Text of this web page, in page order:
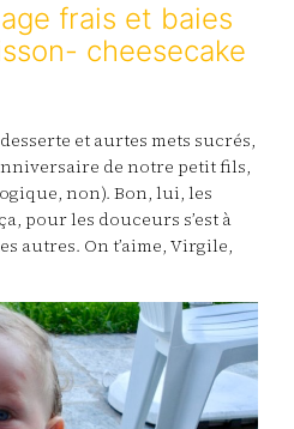
frais et baies
cheesecake
et aurtes mets sucrés,
de notre petit fils,
non). Bon, lui, les
pour les douceurs s’est à
autres. On t’aime, Virgile,